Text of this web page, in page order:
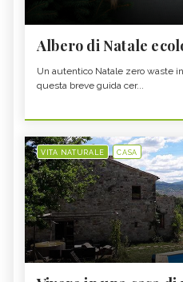
Albero di Natale
Un autentico Natale zero waste
questa breve guida cer...
VITA NATURALE CASA